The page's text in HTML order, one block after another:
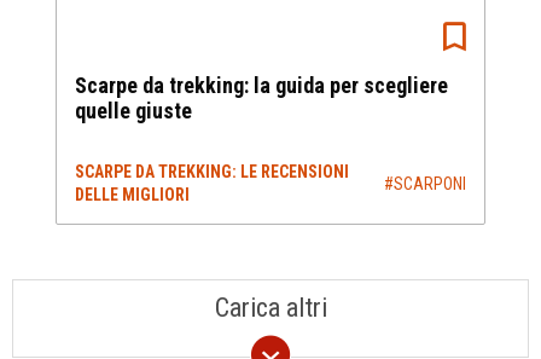
Scarpe da trekking: la guida per scegliere
quelle giuste
SCARPE DA TREKKING: LE RECENSIONI
DELLE MIGLIORI
#SCARPONI
Carica altri